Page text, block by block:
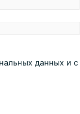
данных и с